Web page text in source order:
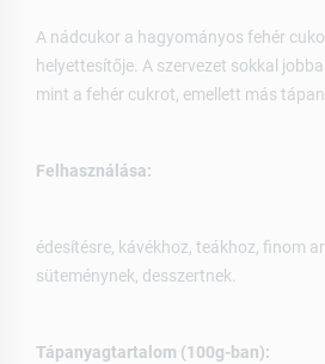
A nádcukor a hagyományos fehér
helyettesítője. A szervezet sokkal
mint a fehér cukrot, emellett más
Felhasználása:
édesítésre, kávékhoz, teákhoz, finom
süteménynek, desszertnek.
Tápanyagtartalom (100g-ban):